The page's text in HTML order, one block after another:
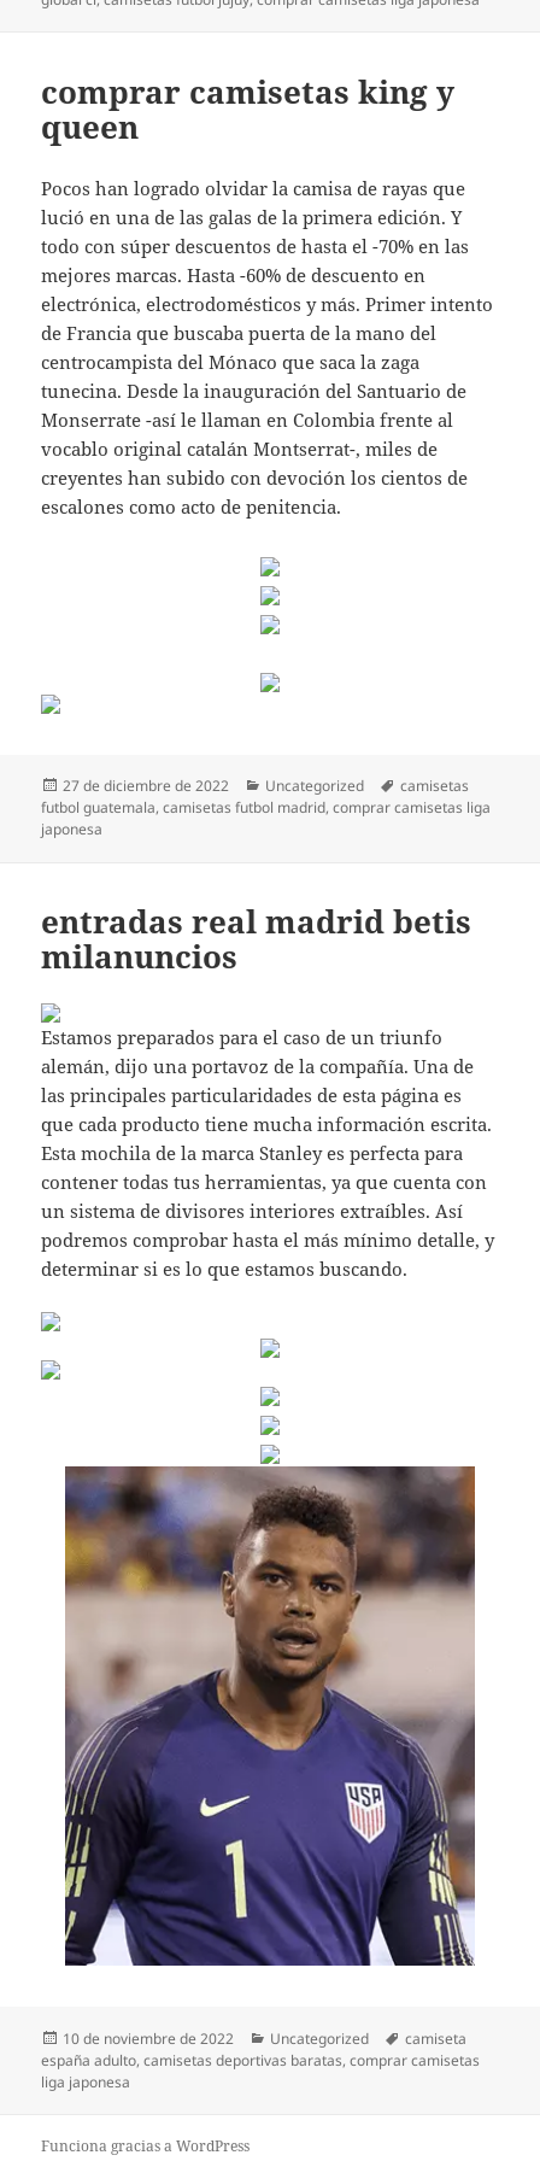
comprar camisetas king y
queen
Pocos han logrado olvidar la camisa de rayas que
lució en una de las galas de la primera edición. Y
todo con súper descuentos de hasta el -70% en las
mejores marcas. Hasta -60% de descuento en
electrónica, electrodomésticos y más. Primer intento
de Francia que buscaba puerta de la mano del
centrocampista del Mónaco que saca la zaga
tunecina. Desde la inauguración del Santuario de
Monserrate -así le llaman en Colombia frente al
vocablo original catalán Montserrat-, miles de
creyentes han subido con devoción los cientos de
escalones como acto de penitencia.
Publicado
el
27 de diciembre de 2022 Categorías
Uncategorized Etiquetas
camisetas
futbol guatemala,camisetas futbol madrid,comprar camisetas liga
japonesa
entradas real madrid betis
milanuncios
Estamos preparados para el caso de un triunfo
alemán, dijo una portavoz de la compañía. Una de
las principales particularidades de esta página es
que cada producto tiene mucha información escrita.
Esta mochila de la marca Stanley es perfecta para
contener todas tus herramientas, ya que cuenta con
un sistema de divisores interiores extraíbles. Así
podremos comprobar hasta el más mínimo detalle, y
determinar si es lo que estamos buscando.
Publicado
el
10 de noviembre de 2022 Categorías
Uncategorized Etiquetas
camiseta
españa adulto,camisetas deportivas baratas,comprar camisetas
liga japonesa
Funciona gracias a WordPress